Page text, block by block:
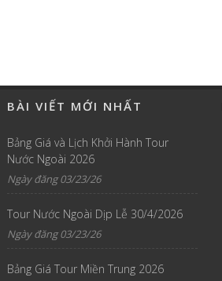
BÀI VIẾT MỚI NHẤT
Bảng Giá và Lịch Khởi Hành Tour
Nước Ngoài 2026
Ngày đăng 03/23/26
Tour Nước Ngoài Dịp Lễ 30/4/2026
Ngày đăng 03/23/26
Bảng Giá Tour Miền Trung 2026